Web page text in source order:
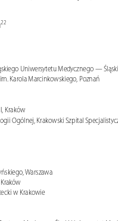
22
Uniwersytetu Medycznego —
Karola Marcinkowskiego, Poznań
Kraków
Ogólnej, Krakowski Szpital
Warszawa
w Krakowie